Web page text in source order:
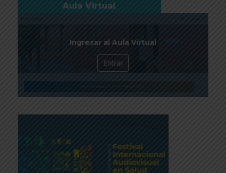
Aula Virtual
Ingresar al Aula Virtual
Entrar